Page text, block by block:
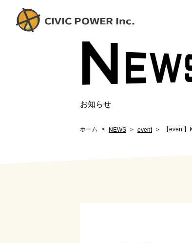
N
お知らせ
ホーム NEWS event 【event